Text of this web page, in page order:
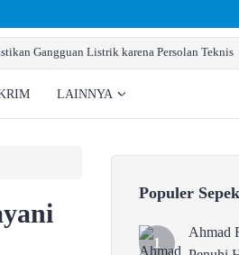
Gangguan Listrik karena Persolan Teknis
LAINNYA
Populer
Ahmad